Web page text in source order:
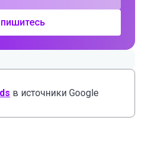
в источники Google